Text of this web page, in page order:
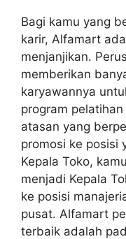
Bagi kamu yang
karir, Alfamart
menjanjikan.
memberikan
karyawannya
program
atasan yang
promosi ke posisi
Kepala Toko,
menjadi Kepala
ke posisi
pusat. Alfamart
terbaik adalah